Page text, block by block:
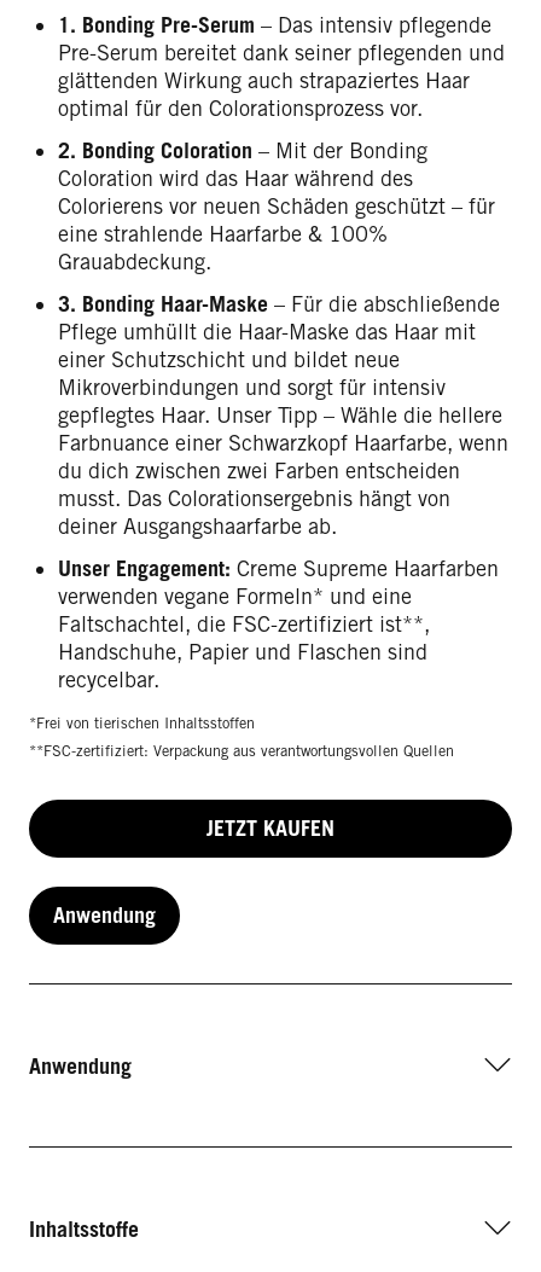
1. Bonding Pre-Serum – Das intensiv pflegende
Pre-Serum bereitet dank seiner pflegenden und
glättenden Wirkung auch strapaziertes Haar
optimal für den Colorationsprozess vor.
2. Bonding Coloration – Mit der Bonding
Coloration wird das Haar während des
Colorierens vor neuen Schäden geschützt – für
eine strahlende Haarfarbe & 100%
Grauabdeckung.
3. Bonding Haar-Maske – Für die abschließende
Pflege umhüllt die Haar-Maske das Haar mit
einer Schutzschicht und bildet neue
Mikroverbindungen und sorgt für intensiv
gepflegtes Haar. Unser Tipp – Wähle die hellere
Farbnuance einer Schwarzkopf Haarfarbe, wenn
du dich zwischen zwei Farben entscheiden
musst. Das Colorationsergebnis hängt von
deiner Ausgangshaarfarbe ab.
Unser Engagement: Creme Supreme Haarfarben
verwenden vegane Formeln* und eine
Faltschachtel, die FSC-zertifiziert ist**,
Handschuhe, Papier und Flaschen sind
recycelbar.
*Frei von tierischen Inhaltsstoffen
**FSC-zertifiziert: Verpackung aus verantwortungsvollen Quellen
JETZT KAUFEN
Anwendung
Anwendung
Inhaltsstoffe